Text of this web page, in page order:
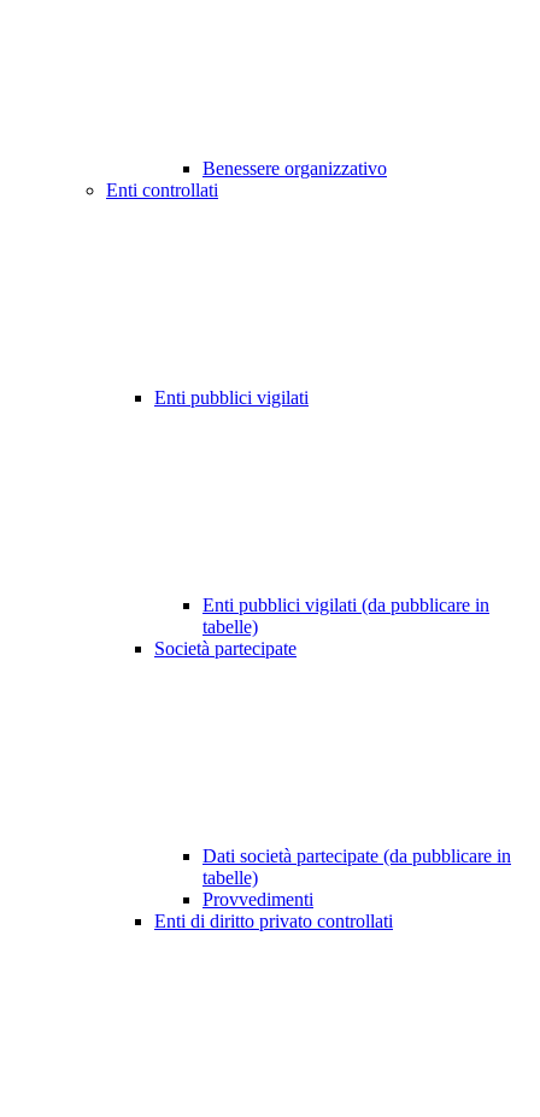
Benessere organizzativo
Enti controllati
Enti pubblici vigilati
Enti pubblici vigilati (da pubblicare in
tabelle)
Società partecipate
Dati società partecipate (da pubblicare in
tabelle)
Provvedimenti
Enti di diritto privato controllati